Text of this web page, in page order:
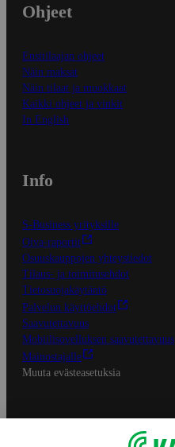
Ohjeet
Ensitilaajan ohjeet
Näin maksat
Näin tilaat ja muokkaat
Kaikki ohjeet ja vinkit
In English
Info
S-Business yrityksille
Oiva-raportit
Osuuskauppojen yhteystiedot
Tilaus- ja toimitusehdot
Tietosuojakäytäntö
Palvelun käyttöehdot
Saavutettavuus
Mobiilisovelluksen saavutettavuus
Mainostajalle
Muuta evästeasetuksia
S-ryhmän palvelut